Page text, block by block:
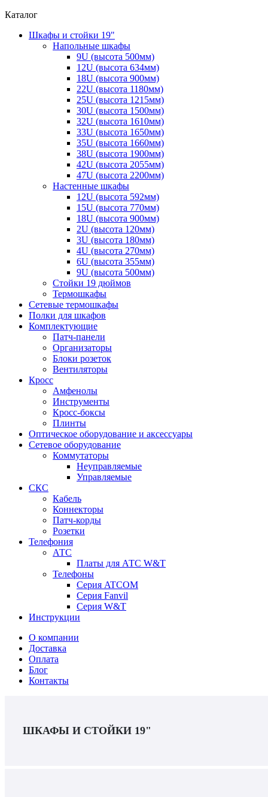
Каталог
Шкафы и стойки 19"
Напольные шкафы
9U (высота 500мм)
12U (высота 634мм)
18U (высота 900мм)
22U (высота 1180мм)
25U (высота 1215мм)
30U (высота 1500мм)
32U (высота 1610мм)
33U (высота 1650мм)
35U (высота 1660мм)
38U (высота 1900мм)
42U (высота 2055мм)
47U (высота 2200мм)
Настенные шкафы
12U (высота 592мм)
15U (высота 770мм)
18U (высота 900мм)
2U (высота 120мм)
3U (высота 180мм)
4U (высота 270мм)
6U (высота 355мм)
9U (высота 500мм)
Стойки 19 дюймов
Термошкафы
Сетевые термошкафы
Полки для шкафов
Комплектующие
Патч-панели
Организаторы
Блоки розеток
Вентиляторы
Кросс
Амфенолы
Инструменты
Кросс-боксы
Плинты
Оптическое оборудование и аксессуары
Сетевое оборудование
Коммутаторы
Неуправляемые
Управляемые
СКС
Кабель
Коннекторы
Патч-корды
Розетки
Телефония
АТС
Платы для АТС W&T
Телефоны
Серия ATCOM
Серия Fanvil
Серия W&T
Инструкции
О компании
Доставка
Оплата
Блог
Контакты
ШКАФЫ И СТОЙКИ 19"